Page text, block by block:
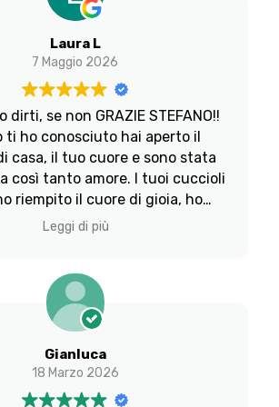
Laura L
7 Maggio 2026
dirti, se non GRAZIE STEFANO!!
ti ho conosciuto hai aperto il
casa, il tuo cuore e sono stata
così tanto amore. I tuoi cuccioli
riempito il cuore di gioia, ho
di nuovo, quel giorno..ho
puro che percepisci dalla
te ed i tuoi cuccioli emanate a
Parlare con te arricchisce,
consigli senza risparmiarti e
del tuo sapere. Ho visto la
Leggi di più
Gianluca
18 Marzo 2026